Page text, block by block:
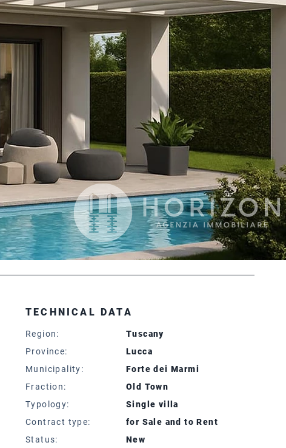
TECHNICAL DATA
Region:
Tuscany
Province:
Lucca
Municipality:
Forte dei Marmi
Fraction:
Old Town
Typology:
Single villa
Contract type:
for Sale and to Rent
Status:
New